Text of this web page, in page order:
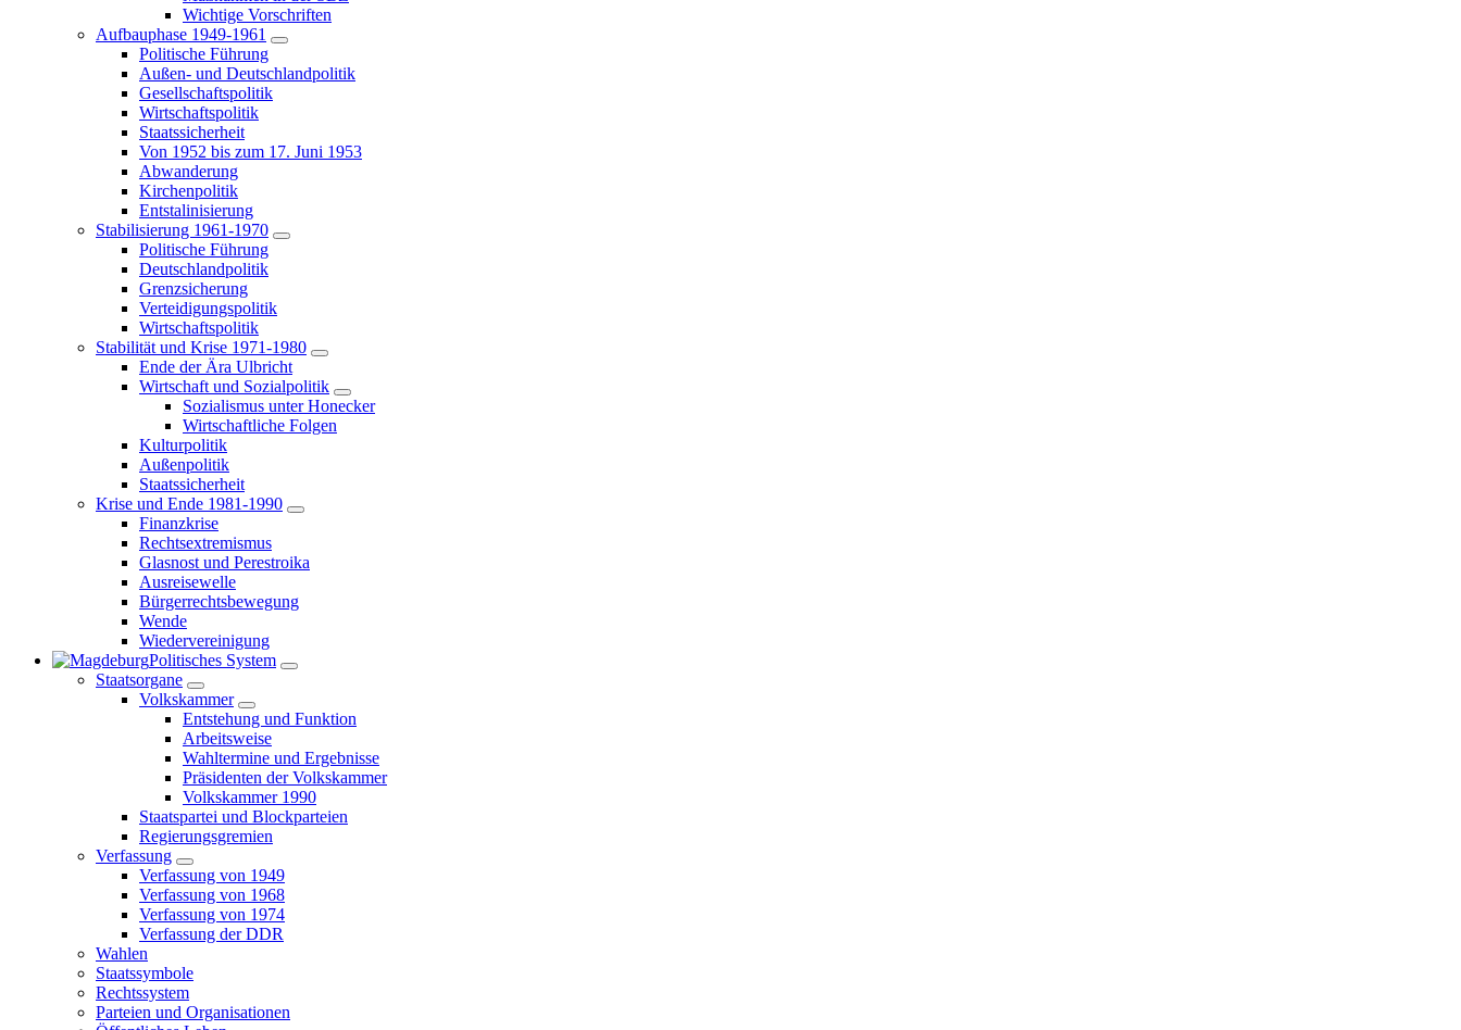
Wichtige Vorschriften
Aufbauphase 1949-1961
Politische Führung
Außen- und Deutschlandpolitik
Gesellschaftspolitik
Wirtschaftspolitik
Staatssicherheit
Von 1952 bis zum 17. Juni 1953
Abwanderung
Kirchenpolitik
Entstalinisierung
Stabilisierung 1961-1970
Politische Führung
Deutschlandpolitik
Grenzsicherung
Verteidigungspolitik
Wirtschaftspolitik
Stabilität und Krise 1971-1980
Ende der Ära Ulbricht
Wirtschaft und Sozialpolitik
Sozialismus unter Honecker
Wirtschaftliche Folgen
Kulturpolitik
Außenpolitik
Staatssicherheit
Krise und Ende 1981-1990
Finanzkrise
Rechtsextremismus
Glasnost und Perestroika
Ausreisewelle
Bürgerrechtsbewegung
Wende
Wiedervereinigung
Politisches System
Staatsorgane
Volkskammer
Entstehung und Funktion
Arbeitsweise
Wahltermine und Ergebnisse
Präsidenten der Volkskammer
Volkskammer 1990
Staatspartei und Blockparteien
Regierungsgremien
Verfassung
Verfassung von 1949
Verfassung von 1968
Verfassung von 1974
Verfassung der DDR
Wahlen
Staatssymbole
Rechtssystem
Parteien und Organisationen